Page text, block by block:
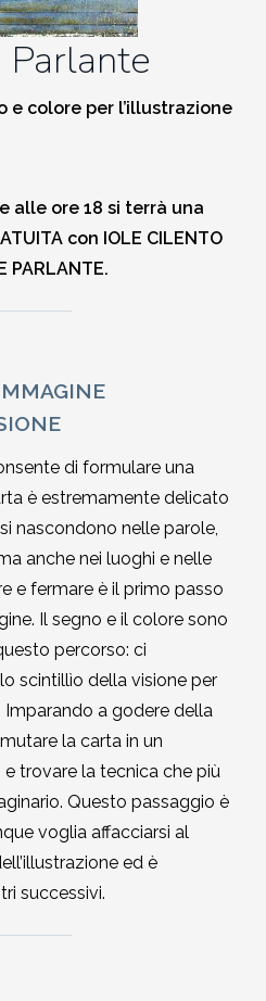
e colore per l’illustrazione
alle ore 18 si terrà una
con IOLE CILENTO
PARLANTE.
di formulare una
è estremamente delicato
nascondono nelle parole,
anche nei luoghi e nelle
e fermare è il primo passo
Il segno e il colore sono
percorso: ci
scintillìo della visione per
a godere della
la carta in un
trovare la tecnica che più
Questo passaggio è
voglia affacciarsi al
ed è
successivi.